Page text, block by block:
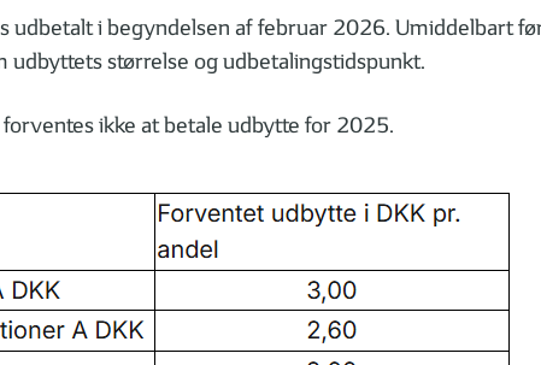
i begyndelsen af februar 2026. Umiddelbart
størrelse og udbetalingstidspunkt.
ikke at betale udbytte for 2025.